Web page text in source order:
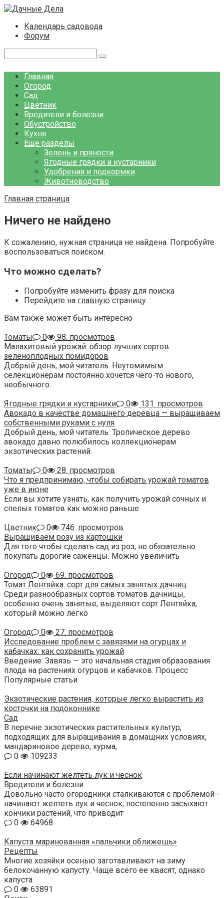
Перейти
контентуКалендарь садовода
Форум
Главная
Огород
Сад
Цветник
Вредители и болезни
Обустройство
Кухня
Еще разделы
Зелень и пряности
Ягодные грядки и кустарники
Удобрения и подкормки
Животноводство
Главная страница
Ничего не найдено
К сожалению, нужная страница не найдена. Попробуйте
воспользоваться поиском.
Что можно сделать?
Попробуйте изменить фразу для поиска
Перейдите на главную страницу.
Вам также может быть интересно
Томаты
0
98. просмотров
Малахитовый урожай: обзор лучших сортов
зеленоплодных помидоров
Добрый день, мой читатель. Неутомимым
селекционерам постоянно хочется чего-то нового,
необычного.
Ягодные грядки и кустарники
0
131. просмотров
Авокадо в качестве домашнего деревца — выращиваем
собственными руками с нуля
Добрый день, мой читатель. Тропическое дерево
авокадо давно полюбилось коллекционерам
экзотических растений.
Томаты
0
28. просмотров
Что я предпринимаю, чтобы собирать урожай томатов
уже в июне
Если вы хотите узнать, как получить урожай сочных и
спелых томатов как можно раньше
Цветник
0
746. просмотров
Выращиваем розу из картошки
Для того чтобы сделать сад из роз, не обязательно
покупать дорогие саженцы. Можно увеличить
Огород
0
69. просмотров
Томат Лентяйка: сорт для самых занятых дачниц
Среди разнообразных сортов томатов дачницы,
особенно очень занятые, выделяют сорт Лентяйка,
который можно легко
Огород
0
27. просмотров
Исследование проблем с завязями на огурцах и
кабачках: как сохранить урожай
Введение: Завязь — это начальная стадия образования
плода на растениях огурцов и кабачков. Процесс
Популярные статьи
Экзотические растения, которые легко вырастить из
косточки на подоконнике
Сад
В перечне экзотических растительных культур,
подходящих для выращивания в домашних условиях,
мандариновое дерево, хурма,
0
109233
Если начинают желтеть лук и чеснок
Вредители и болезни
Довольно часто огородники сталкиваются с проблемой -
начинают желтеть лук и чеснок, постепенно засыхают
кончики растений, что приводит
0
64968
Капуста маринованная «пальчики оближешь»
Рецепты
Многие хозяйки осенью заготавливают на зиму
белокочанную капусту. Чаще всего ее квасят, однако
капуста
0
63891